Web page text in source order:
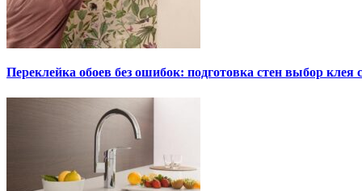
Переклейка обоев без ошибок: подготовка стен выбор клея